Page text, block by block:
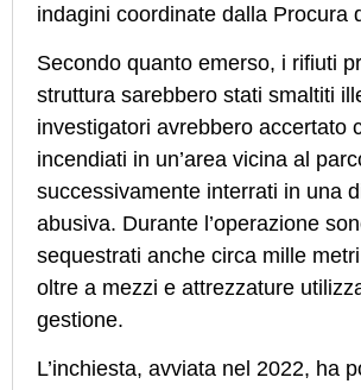
indagini coordinate dalla Procura
Secondo quanto emerso, i rifiuti
struttura sarebbero stati smaltiti
investigatori avrebbero accertato
incendiati in un’area vicina al
successivamente interrati in una
abusiva. Durante l’operazione
sequestrati anche circa mille
oltre a mezzi e attrezzature
gestione.
L’inchiesta, avviata nel 2022, ha